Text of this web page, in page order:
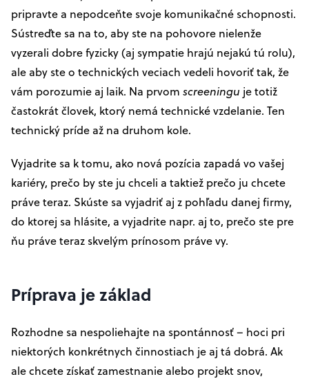
pripravte a nepodceňte svoje komunikačné schopnosti.
Sústreďte sa na to, aby ste na pohovore nielenže
vyzerali dobre fyzicky (aj sympatie hrajú nejakú tú rolu),
ale aby ste o technických veciach vedeli hovoriť tak, že
vám porozumie aj laik. Na prvom screeningu je totiž
častokrát človek, ktorý nemá technické vzdelanie. Ten
technický príde až na druhom kole.
Vyjadrite sa k tomu, ako nová pozícia zapadá vo vašej
kariéry, prečo by ste ju chceli a taktiež prečo ju chcete
práve teraz. Skúste sa vyjadriť aj z pohľadu danej firmy,
do ktorej sa hlásite, a vyjadrite napr. aj to, prečo ste pre
ňu práve teraz skvelým prínosom práve vy.
Príprava je základ
Rozhodne sa nespoliehajte na spontánnosť – hoci pri
niektorých konkrétnych činnostiach je aj tá dobrá. Ak
ale chcete získať zamestnanie alebo projekt snov,